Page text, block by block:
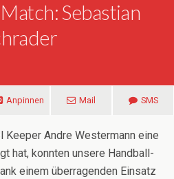
Sebastian
Anpinnen Mail SMS
Andre Westermann eine
hat, konnten unsere Handball-
einem überragenden Einsatz